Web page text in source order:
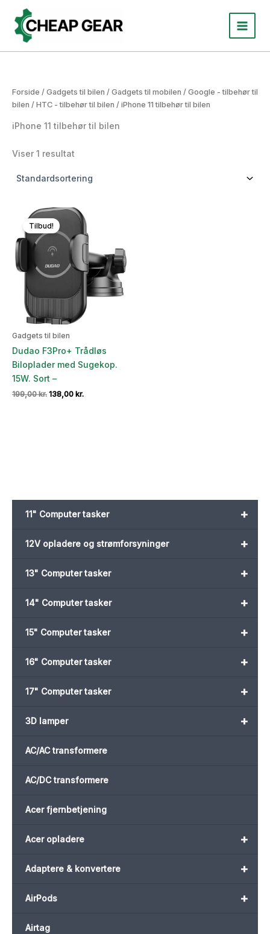
indholdet
+
11" Computer tasker
+
12V opladere og strømforsyninger
+
13" Computer tasker
+
14" Computer tasker
+
15" Computer tasker
+
16" Computer tasker
+
17" Computer tasker
+
3D lamper
AC/AC transformere
AC/DC transformere
Acer fjernbetjening
+
Acer opladere
+
Adaptere & konvertere
+
AirPods
Airtag
Forside / Gadgets til bilen / Gadgets til mobilen / Google - tilbehør til
bilen / HTC - tilbehør til bilen / iPhone 11 tilbehør til bilen
iPhone 11 tilbehør til bilen
Viser 1 resultat
Tilbud!
Gadgets til bilen
Dudao F3Pro+ Trådløs
Biloplader med Sugekop.
15W. Sort –
199,00kr. Den
138,00 kr.Den